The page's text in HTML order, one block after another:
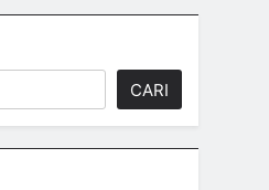
CARI